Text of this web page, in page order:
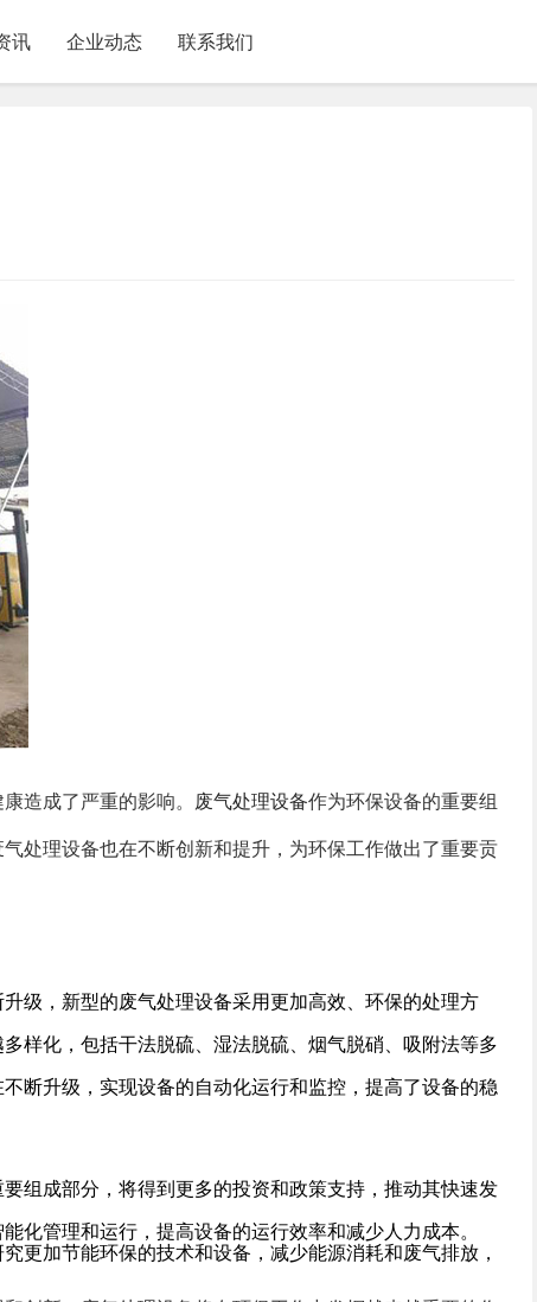
讯 企业动态 联系我们
造成了严重的影响。 废气处理设备作为环保设备的重要组
处理设备也在不断创新和提升，为环保工作做出了重要贡
级，新型的废气处理设备采用更加高效、环保的处理方
样化，包括干法脱硫、湿法脱硫、烟气脱硝、吸附法等多
断升级，实现设备的自动化运行和监控，提高了设备的稳
组成部分，将得到更多的投资和政策支持，推动其快速发
化管理和运行，提高设备的运行效率和减少人力成本。
更加节能环保的技术和设备，减少能源消耗和废气排放，